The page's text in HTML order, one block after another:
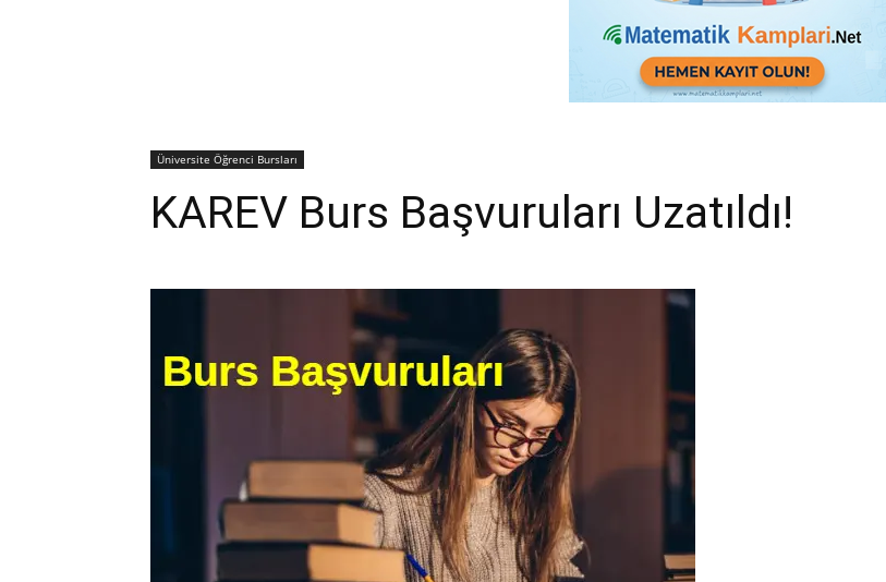
Üniversite Öğrenci Bursları
KAREV Burs Başvuruları Uzatıldı!